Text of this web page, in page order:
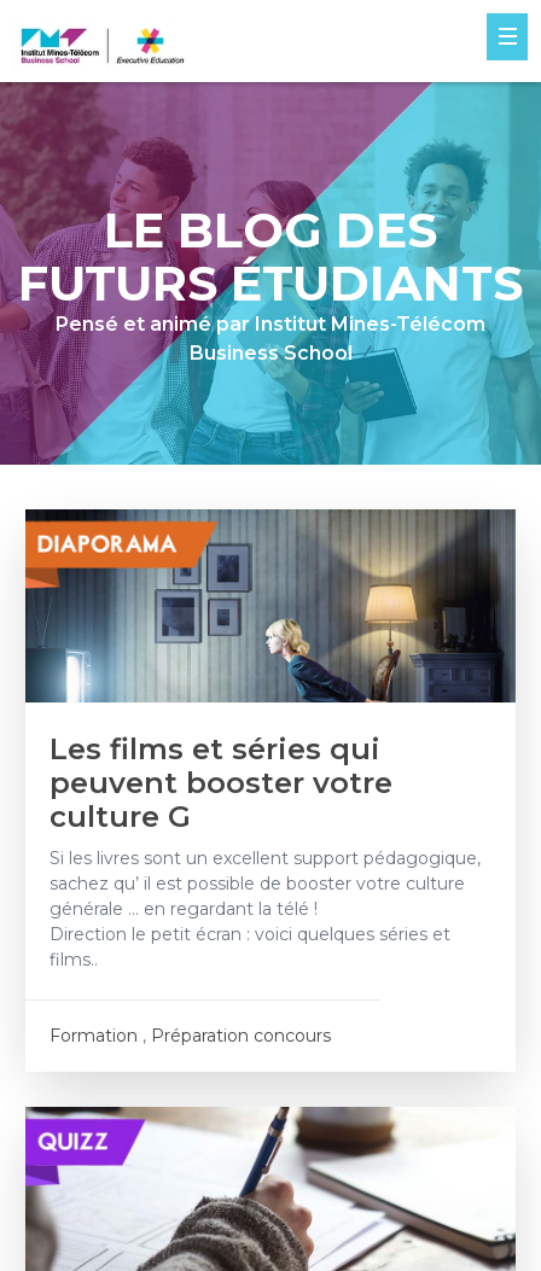
LE BLOG DES
FUTURS ÉTUDIANTS
Pensé et animé par Institut Mines-Télécom
Business School
Les films et séries qui
peuvent booster votre
culture G
Si les livres sont un excellent support pédagogique,
sachez qu’ il est possible de booster votre culture
générale … en regardant la télé !
Direction le petit écran : voici quelques séries et
films..
Formation , Préparation concours